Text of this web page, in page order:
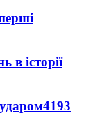
в історії
4193